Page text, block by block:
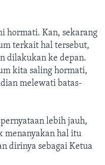
hormati. Kan, sekarang
terkait hal tersebut,
dilakukan ke depan.
kita saling hormati,
melewati batas-
lebih jauh,
menanyakan hal itu
dirinya sebagai Ketua